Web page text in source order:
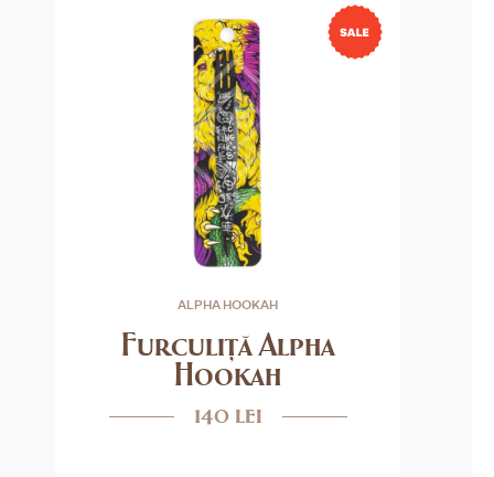
ALPHA HOOKAH
Furculiţă Alpha
Hookah
140 lei